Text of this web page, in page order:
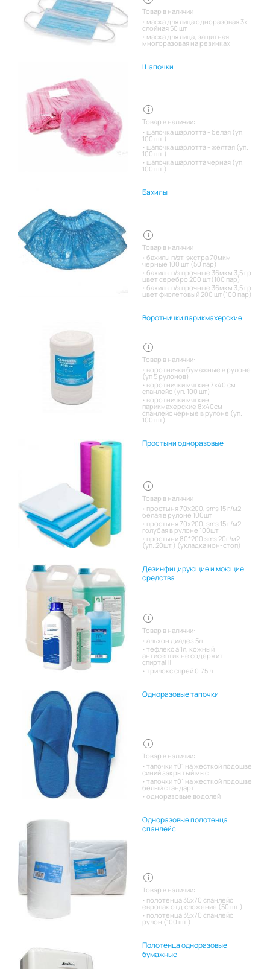
Товар в наличии:
маска для лица одноразовая 3х-
слойная 50 шт
маска для лица, защитная
многоразовая на резинках
Шапочки
Товар в наличии:
шапочка шарлотта - белая (уп.
100 шт.)
шапочка шарлотта - желтая (уп.
100 шт.)
шапочка шарлотта черная (уп.
100 шт.)
Бахилы
Товар в наличии:
бахилы п/эт. экстра 70мкм
черные 100 шт (50 пар)
бахилы п/э прочные 36мкм 3,5 гр
цвет серебро 200 шт(100 пар)
бахилы п/э прочные 36мкм 3,5 гр
цвет фиолетовый 200 шт(100 пар)
Воротнички парикмахерские
Товар в наличии:
воротнички бумажные в рулоне
(уп 5 рулонов)
воротнички мягкие 7х40 см
спанлейс (уп. 100 шт)
воротнички мягкие
парикмахерские 8х40см
спанлейс черные в рулоне (уп.
100 шт)
Простыни одноразовые
Товар в наличии:
простыня 70х200, sms 15 г/м2
белая в рулоне 100шт
простыня 70х200, sms 15 г/м2
голубая в рулоне 100шт
простыни 80*200 sms 20г/м2
(уп. 20шт.) (укладка нон-стоп)
Дезинфицирующие и моющие
средства
Товар в наличии:
альхон диадез 5л
тефлекс а 1л, кожный
антисептик не содержит
спирта!!!
трилокс спрей 0.75 л
Одноразовые тапочки
Товар в наличии:
тапочки т01 на жесткой подошве
синий закрытый мыс
тапочки т01 на жесткой подошве
белый стандарт
одноразовые водолей
Одноразовые полотенца
спанлейс
Товар в наличии:
полотенца 35х70 спанлейс
европак отд.сложение (50 шт.)
полотенца 35х70 спанлейс
рулон (100 шт.)
Полотенца одноразовые
бумажные